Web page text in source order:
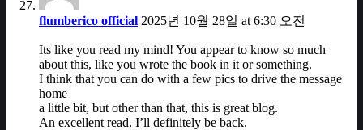
flumberico official 2025년 10월 28일 at 6:30 오전
Its like you read my mind! You appear to know so much
about this, like you wrote the book in it or something.
I think that you can do with a few pics to drive the message
home
a little bit, but other than that, this is great blog.
An excellent read. I’ll definitely be back.